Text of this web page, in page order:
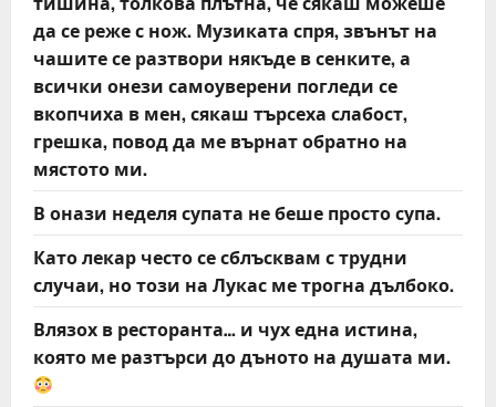
да се реже с нож. Музиката спря, звънът на
чашите се разтвори някъде в сенките, а
всички онези самоуверени погледи се
вкопчиха в мен, сякаш търсеха слабост,
грешка, повод да ме върнат обратно на
мястото ми.
В онази неделя супата не беше просто супа.
Като лекар често се сблъсквам с трудни
случаи, но този на Лукас ме трогна дълбоко.
Влязох в ресторанта… и чух една истина,
която ме разтърси до дъното на душата ми.